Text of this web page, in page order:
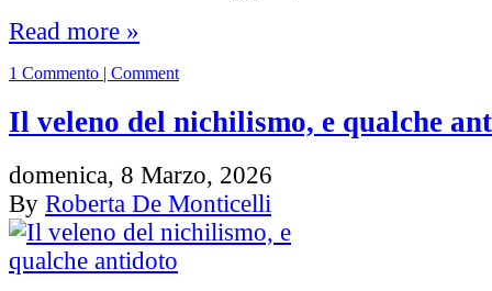
Read more »
1 Commento | Comment
Il veleno del nichilismo, e qualche
domenica, 8 Marzo, 2026
By Roberta De Monticelli